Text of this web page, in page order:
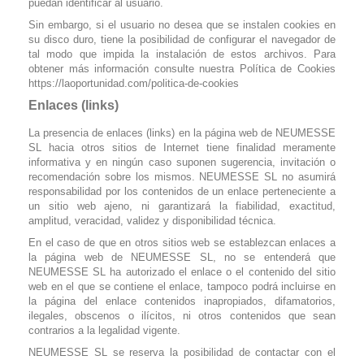
puedan identificar al usuario.
Sin embargo, si el usuario no desea que se instalen cookies en
su disco duro, tiene la posibilidad de configurar el navegador de
tal modo que impida la instalación de estos archivos. Para
obtener más información consulte nuestra Política de Cookies
https://laoportunidad.com/politica-de-cookies
Enlaces (links)
La presencia de enlaces (links) en la página web de NEUMESSE
SL hacia otros sitios de Internet tiene finalidad meramente
informativa y en ningún caso suponen sugerencia, invitación o
recomendación sobre los mismos. NEUMESSE SL no asumirá
responsabilidad por los contenidos de un enlace perteneciente a
un sitio web ajeno, ni garantizará la fiabilidad, exactitud,
amplitud, veracidad, validez y disponibilidad técnica.
En el caso de que en otros sitios web se establezcan enlaces a
la página web de NEUMESSE SL, no se entenderá que
NEUMESSE SL ha autorizado el enlace o el contenido del sitio
web en el que se contiene el enlace, tampoco podrá incluirse en
la página del enlace contenidos inapropiados, difamatorios,
ilegales, obscenos o ilícitos, ni otros contenidos que sean
contrarios a la legalidad vigente.
NEUMESSE SL se reserva la posibilidad de contactar con el